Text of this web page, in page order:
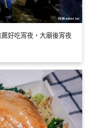
好吃宵夜，大廟後宵夜